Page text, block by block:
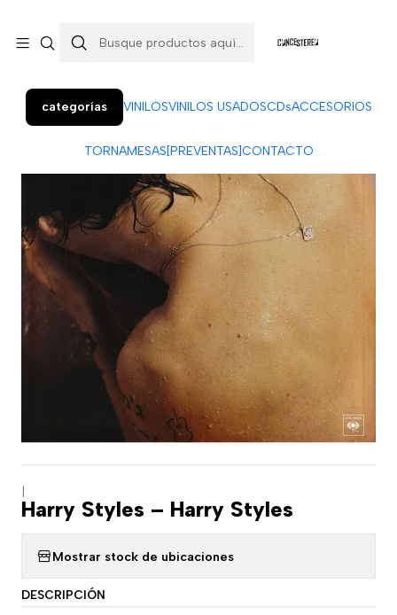
categorías VINILOSVINILOS USADOSCDsACCESORIOS
TORNAMESAS[PREVENTAS]CONTACTO
Harry Styles – Harry Styles
Mostrar stock de ubicaciones
DESCRIPCIÓN